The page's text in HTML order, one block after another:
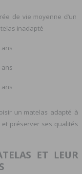
de vie moyenne d’un
inadapté
ans
ans
ans
un matelas adapté à
préserver ses qualités
ET LEUR